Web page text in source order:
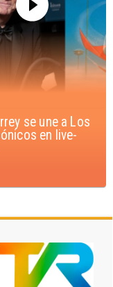
historia de
que inspira a